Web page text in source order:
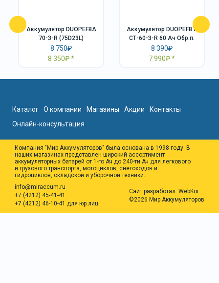
Аккумулятор DUOPEFBА
70-З-R (75D23L)
8 750₽
8 350₽
Аккумулятор DUOPEFB 6
СТ-60-З-R 60 Ач Обр.п.
8 390₽
7 990₽
Каталог О компании Магазины Акции
Контакты
Онлайн-консультация
Компания "Мир Аккумуляторов" была основана в 1998 году. В
наших магазинах представлен широкий ассортимент
аккумуляторных батарей от 1-го Ач до 240-ти Ач для легкового
и грузового транспорта, мотоциклов, снегоходов и
гидроциклов, складской и уборочной техники.
info@miraccum.ru
+7 (4212) 45-41-41
+7 (4212) 46-10-41 для юр.лиц
Сайт разработал: WebKoi
©2026 Мир Аккумуляторов